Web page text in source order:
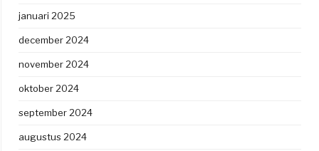
januari 2025
december 2024
november 2024
oktober 2024
september 2024
augustus 2024